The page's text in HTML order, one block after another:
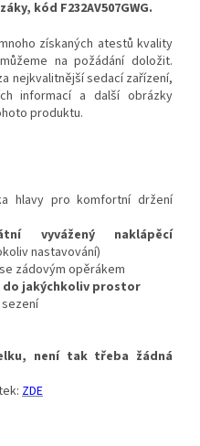
kód F232AV507GWG.
získaných atestů kvality
na požádání doložit.
nejkvalitnější sedací zařízení,
informací a další obrázky
produktu.
hlavy pro komfortní držení
vyvážený naklápěcí
nastavování)
zádovým opěrákem
do jakýchkoliv prostor
není tak třeba žádná
ZDE